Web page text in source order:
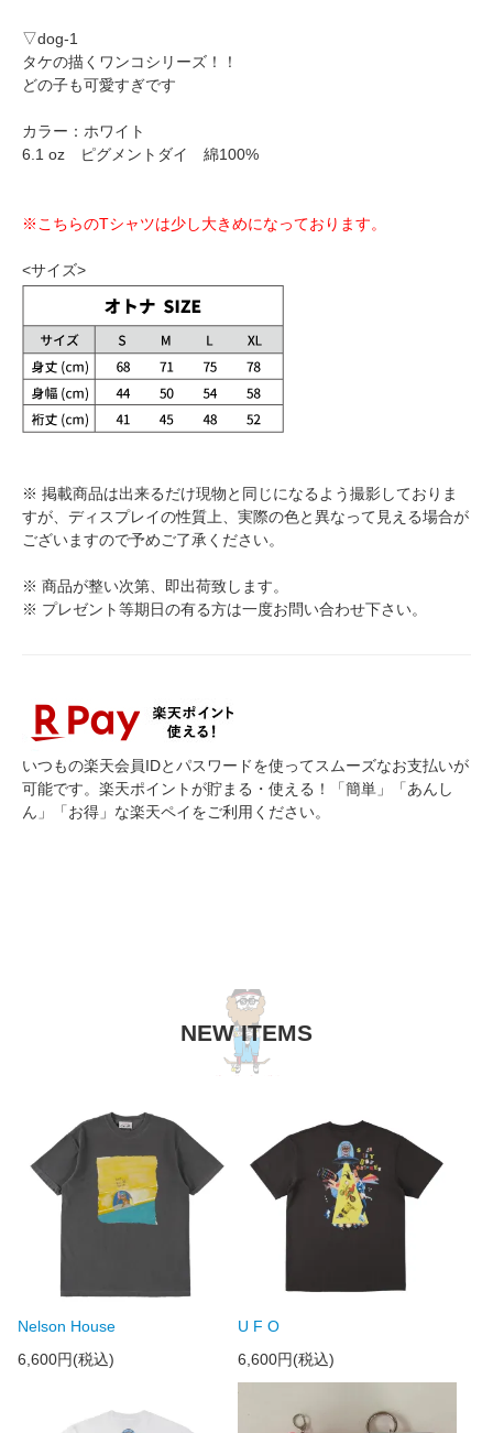
▽dog-1
タケの描くワンコシリーズ！！
どの子も可愛すぎです
カラー：ホワイト
6.1 oz ピグメントダイ 綿100%
※こちらのTシャツは少し大きめになっております。
<サイズ>
※ 掲載商品は出来るだけ現物と同じになるよう撮影しておりま
すが、ディスプレイの性質上、実際の色と異なって見える場合が
ございますので予めご了承ください。
※ 商品が整い次第、即出荷致します。
※ プレゼント等期日の有る方は一度お問い合わせ下さい。
いつもの楽天会員IDとパスワードを使ってスムーズなお支払いが
可能です。楽天ポイントが貯まる・使える！「簡単」「あんし
ん」「お得」な楽天ペイをご利用ください。
NEW ITEMS
Nelson House
6,600円(税込)
U F O
6,600円(税込)